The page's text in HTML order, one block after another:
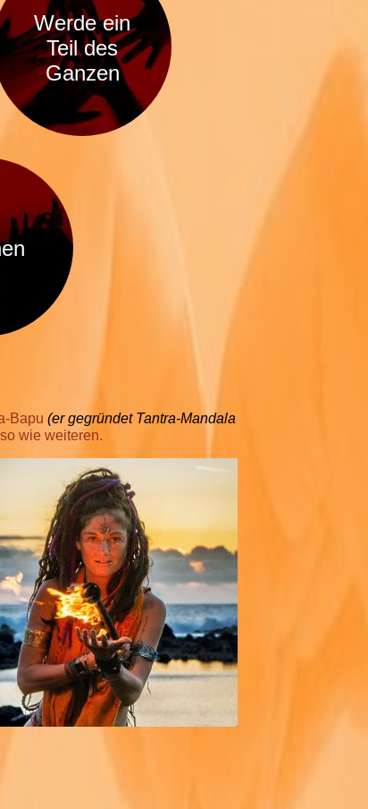
Werde ein
Teil des
Ganzen
Bapu (er gegründet Tantra-Mandala
wie weiteren.